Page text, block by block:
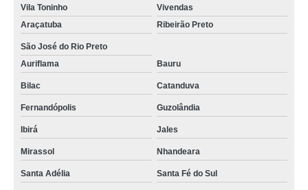
Vila Toninho
Vivendas
Araçatuba
Ribeirão Preto
São José do Rio Preto
Auriflama
Bauru
Bilac Catanduva
Fernandópolis Guzolândia
Ibirá Jales
Mirassol Nhandeara
Santa Adélia Santa Fé do Sul